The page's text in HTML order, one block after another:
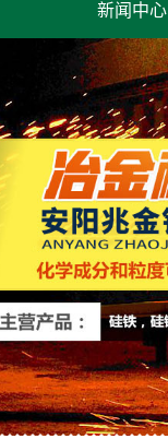
新闻中心